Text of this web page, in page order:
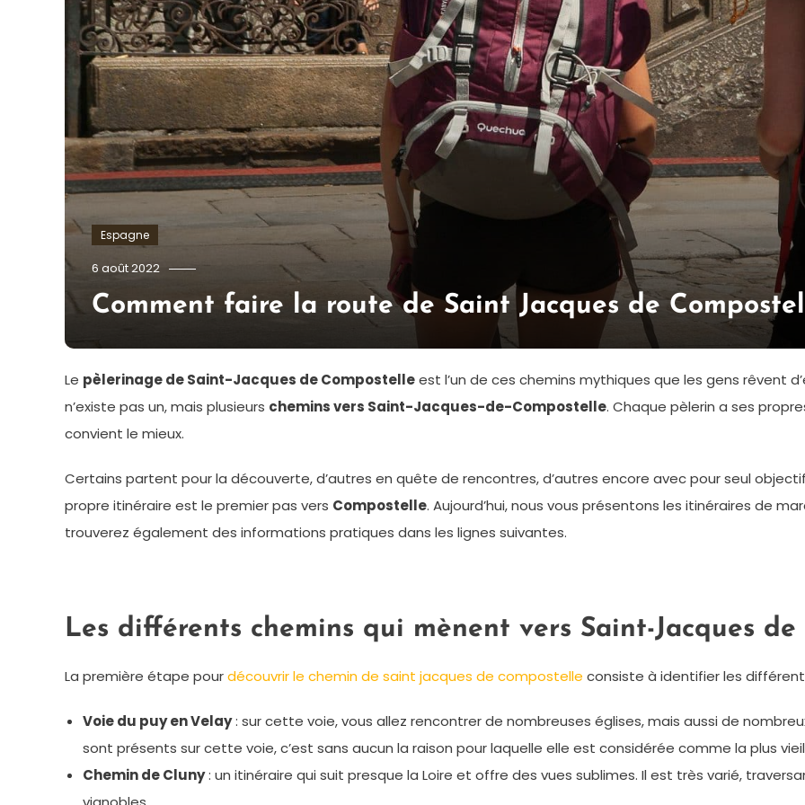
Espagne
6 août 2022
Comment faire la route de Saint Jacques de
Le pèlerinage de Saint-Jacques de Compostelleest l’un de ces chemins mythiques que les gens rêvent
n’existe pas un, mais plusieurs chemins vers Saint-Jacques-de-Compostelle. Chaque pèlerin a ses
convient le mieux.
Certains partent pour la découverte, d’autres en quête de rencontres, d’autres encore avec pour seul
propre itinéraire est le premier pas vers Compostelle. Aujourd’hui, nous vous présentons les itinéraires de
trouverez également des informations pratiques dans les lignes suivantes.
Les différents chemins qui mènent vers Saint-Jacques
La première étape pourdécouvrir le chemin de saint jacques de compostelle consiste à identifier les
Voie du puy en Velay: sur cette voie, vous allez rencontrer de nombreuses églises, mais aussi de
sont présents sur cette voie, c’est sans aucun la raison pour laquelle elle est considérée comme la plus
Chemin de Cluny: un itinéraire qui suit presque la Loire et offre des vues sublimes. Il est très varié,